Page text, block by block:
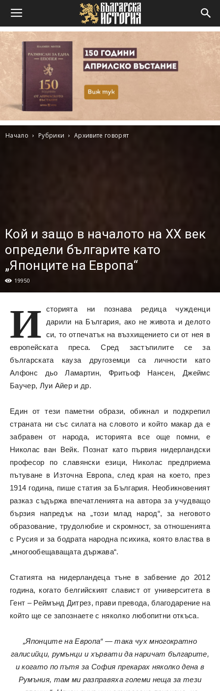
Начало Рубрики Архивите говорят
Кой и защо в началото на XX век
определи българите като
„Японците на Европа“
19950
И сторията ни познава редица чужденци
дарили на България, ако не живота и делото
си, то отпечатък на възхищението си от нея в
европейската преса. Сред застъпилите се за
българската кауза другоземци са личности като
Алфонс дьо Ламартин, Фритьоф Нансен, Джеймс
Баучер, Луи Айер и др.
Един от тези паметни образи, обикнал и подкрепил
страната ни със силата на словото и който макар да е
забравен от народа, историята все още помни, е
Николас ван Вейк. Познат като първия нидерландски
професор по славянски езици, Николас предприема
пътуване в Източна Европа, след края на което, през
1914 година, пише статия за България. Необикновеният
разказ съдържа впечатленията на автора за учудващо
бързия напредък на „този млад народ“, за неговото
образование, трудолюбие и скромност, за отношенията
с Русия и за бодрата народна психика, която властва в
„многообещаващата държава“.
Статията на нидерландеца тъне в забвение до 2012
година, когато белгийският славист от университета в
Гент – Реймънд Дитрез, прави превода, благодарение на
който ще се запознаете с няколко любопитни откъса.
„Японците на Европа“ — така чух многократно
галисийци, румънци и хървати да наричат българите,
и когато по пътя за София прекарах няколко дена в
Румъния, там ми разправяха големи неща за тези